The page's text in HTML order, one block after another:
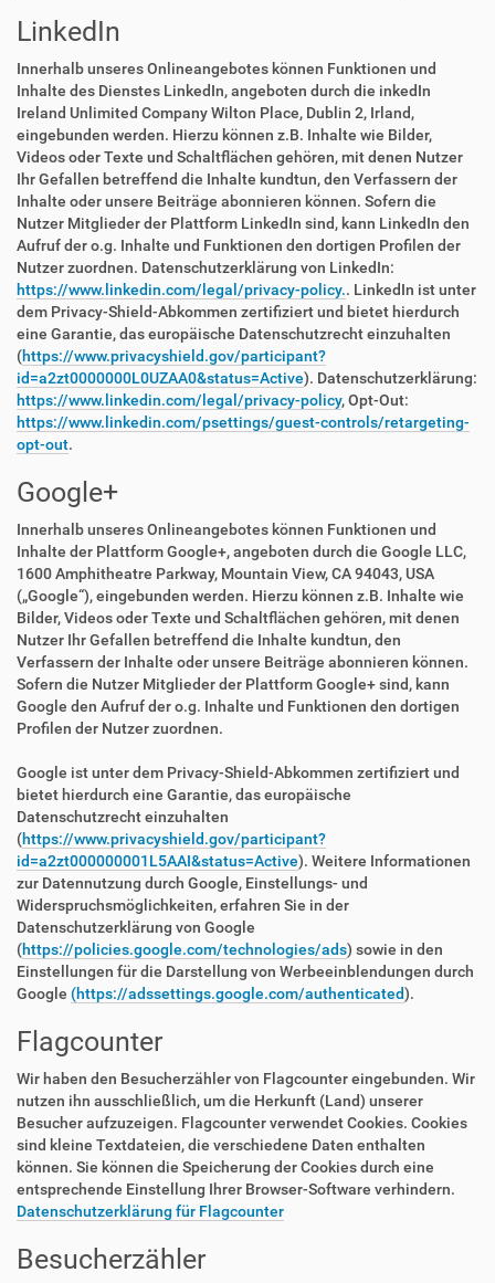
LinkedIn
Innerhalb unseres Onlineangebotes können Funktionen und
Inhalte des Dienstes LinkedIn, angeboten durch die inkedIn
Ireland Unlimited Company Wilton Place, Dublin 2, Irland,
eingebunden werden. Hierzu können z.B. Inhalte wie Bilder,
Videos oder Texte und Schaltflächen gehören, mit denen Nutzer
Ihr Gefallen betreffend die Inhalte kundtun, den Verfassern der
Inhalte oder unsere Beiträge abonnieren können. Sofern die
Nutzer Mitglieder der Plattform LinkedIn sind, kann LinkedIn den
Aufruf der o.g. Inhalte und Funktionen den dortigen Profilen der
Nutzer zuordnen. Datenschutzerklärung von LinkedIn:
https://www.linkedin.com/legal/privacy-policy.. LinkedIn ist unter
dem Privacy-Shield-Abkommen zertifiziert und bietet hierdurch
eine Garantie, das europäische Datenschutzrecht einzuhalten
(https://www.privacyshield.gov/participant?
id=a2zt0000000L0UZAA0&status=Active). Datenschutzerklärung:
https://www.linkedin.com/legal/privacy-policy, Opt-Out:
https://www.linkedin.com/psettings/guest-controls/retargeting-
opt-out.
Google+
Innerhalb unseres Onlineangebotes können Funktionen und
Inhalte der Plattform Google+, angeboten durch die Google LLC,
1600 Amphitheatre Parkway, Mountain View, CA 94043, USA
(„Google“), eingebunden werden. Hierzu können z.B. Inhalte wie
Bilder, Videos oder Texte und Schaltflächen gehören, mit denen
Nutzer Ihr Gefallen betreffend die Inhalte kundtun, den
Verfassern der Inhalte oder unsere Beiträge abonnieren können.
Sofern die Nutzer Mitglieder der Plattform Google+ sind, kann
Google den Aufruf der o.g. Inhalte und Funktionen den dortigen
Profilen der Nutzer zuordnen.
Google ist unter dem Privacy-Shield-Abkommen zertifiziert und
bietet hierdurch eine Garantie, das europäische
Datenschutzrecht einzuhalten
(https://www.privacyshield.gov/participant?
id=a2zt000000001L5AAI&status=Active). Weitere Informationen
zur Datennutzung durch Google, Einstellungs- und
Widerspruchsmöglichkeiten, erfahren Sie in der
Datenschutzerklärung von Google
(https://policies.google.com/technologies/ads) sowie in den
Einstellungen für die Darstellung von Werbeeinblendungen durch
Google (https://adssettings.google.com/authenticated).
Flagcounter
Wir haben den Besucherzähler von Flagcounter eingebunden. Wir
nutzen ihn ausschließlich, um die Herkunft (Land) unserer
Besucher aufzuzeigen. Flagcounter verwendet Cookies. Cookies
sind kleine Textdateien, die verschiedene Daten enthalten
können. Sie können die Speicherung der Cookies durch eine
entsprechende Einstellung Ihrer Browser-Software verhindern.
Datenschutzerklärung für Flagcounter
Besucherzähler